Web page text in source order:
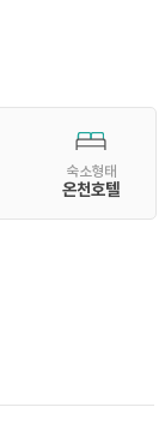
숙소형태
온천호텔